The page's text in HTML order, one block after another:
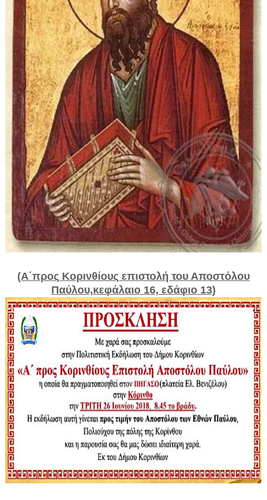
(Α΄προς Κορινθίους επιστολή του Αποστόλου
Παύλου,κεφάλαιο 16, εδάφιο 13)